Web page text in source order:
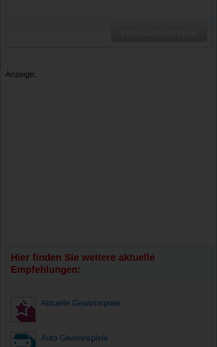
Anzeige:
Hier finden Sie weitere aktuelle
Empfehlungen:
Aktuelle Gewinnspiele
Auto Gewinnspiele